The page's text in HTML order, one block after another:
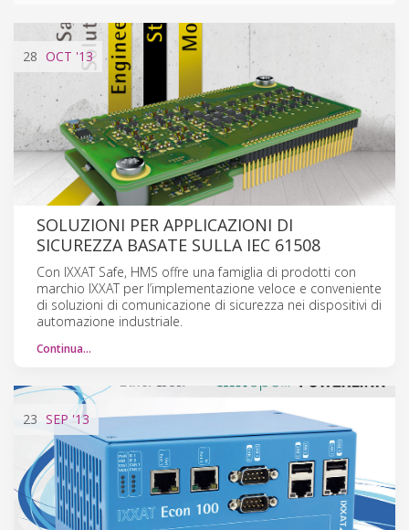
28 OCT '13
SOLUZIONI PER APPLICAZIONI DI
SICUREZZA BASATE SULLA IEC 61508
Con IXXAT Safe, HMS offre una famiglia di prodotti con
marchio IXXAT per l’implementazione veloce e conveniente
di soluzioni di comunicazione di sicurezza nei dispositivi di
automazione industriale.
Continua…
23 SEP '13